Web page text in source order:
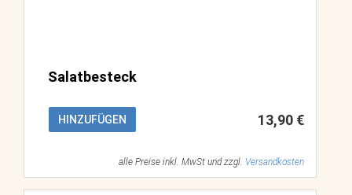
Salatbesteck
HINZUFÜGEN 13,90 €
alle Preise inkl. MwSt und zzgl. Versandkosten